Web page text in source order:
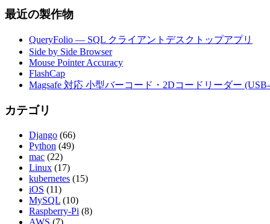
最近の製作物
QueryFolio — SQL クライアントデスクトップアプリ
Side by Side Browser
Mouse Pointer Accuracy
FlashCap
Magsafe 対応 小型バーコード・2Dコードリーダー
カテゴリ
Django (66)
Python (49)
mac (22)
Linux (17)
kubernetes (15)
iOS (11)
MySQL (10)
Raspberry-Pi (8)